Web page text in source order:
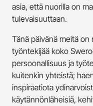
asia, että nuorilla on
tulevaisuuttaan.
Tänä päivänä meitä
työntekijää koko
persoonallisuus ja
kuitenkin yhteistä;
inspiraatiota
käytännönläheisiä,